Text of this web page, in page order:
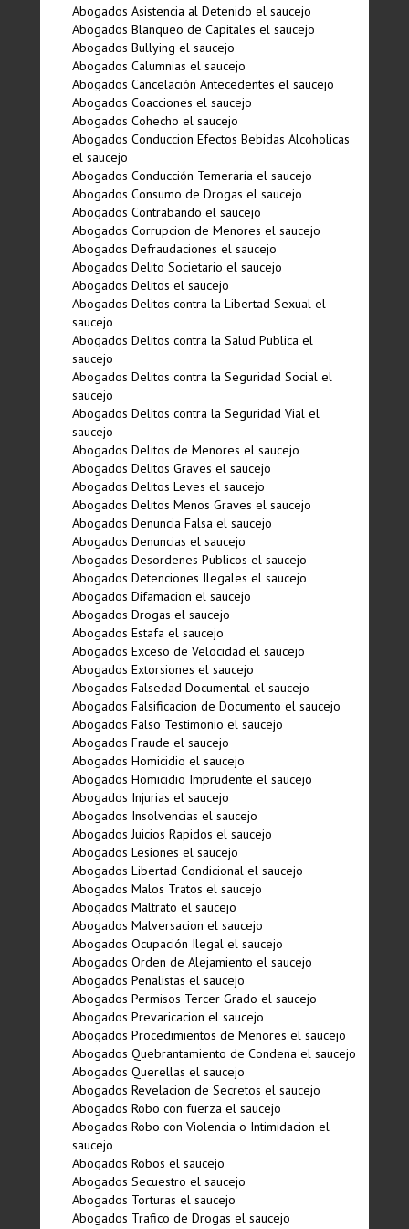
Abogados Asistencia al Detenido el saucejo
Abogados Blanqueo de Capitales el saucejo
Abogados Bullying el saucejo
Abogados Calumnias el saucejo
Abogados Cancelación Antecedentes el saucejo
Abogados Coacciones el saucejo
Abogados Cohecho el saucejo
Abogados Conduccion Efectos Bebidas Alcoholicas
el saucejo
Abogados Conducción Temeraria el saucejo
Abogados Consumo de Drogas el saucejo
Abogados Contrabando el saucejo
Abogados Corrupcion de Menores el saucejo
Abogados Defraudaciones el saucejo
Abogados Delito Societario el saucejo
Abogados Delitos el saucejo
Abogados Delitos contra la Libertad Sexual el
saucejo
Abogados Delitos contra la Salud Publica el
saucejo
Abogados Delitos contra la Seguridad Social el
saucejo
Abogados Delitos contra la Seguridad Vial el
saucejo
Abogados Delitos de Menores el saucejo
Abogados Delitos Graves el saucejo
Abogados Delitos Leves el saucejo
Abogados Delitos Menos Graves el saucejo
Abogados Denuncia Falsa el saucejo
Abogados Denuncias el saucejo
Abogados Desordenes Publicos el saucejo
Abogados Detenciones Ilegales el saucejo
Abogados Difamacion el saucejo
Abogados Drogas el saucejo
Abogados Estafa el saucejo
Abogados Exceso de Velocidad el saucejo
Abogados Extorsiones el saucejo
Abogados Falsedad Documental el saucejo
Abogados Falsificacion de Documento el saucejo
Abogados Falso Testimonio el saucejo
Abogados Fraude el saucejo
Abogados Homicidio el saucejo
Abogados Homicidio Imprudente el saucejo
Abogados Injurias el saucejo
Abogados Insolvencias el saucejo
Abogados Juicios Rapidos el saucejo
Abogados Lesiones el saucejo
Abogados Libertad Condicional el saucejo
Abogados Malos Tratos el saucejo
Abogados Maltrato el saucejo
Abogados Malversacion el saucejo
Abogados Ocupación Ilegal el saucejo
Abogados Orden de Alejamiento el saucejo
Abogados Penalistas el saucejo
Abogados Permisos Tercer Grado el saucejo
Abogados Prevaricacion el saucejo
Abogados Procedimientos de Menores el saucejo
Abogados Quebrantamiento de Condena el saucejo
Abogados Querellas el saucejo
Abogados Revelacion de Secretos el saucejo
Abogados Robo con fuerza el saucejo
Abogados Robo con Violencia o Intimidacion el
saucejo
Abogados Robos el saucejo
Abogados Secuestro el saucejo
Abogados Torturas el saucejo
Abogados Trafico de Drogas el saucejo